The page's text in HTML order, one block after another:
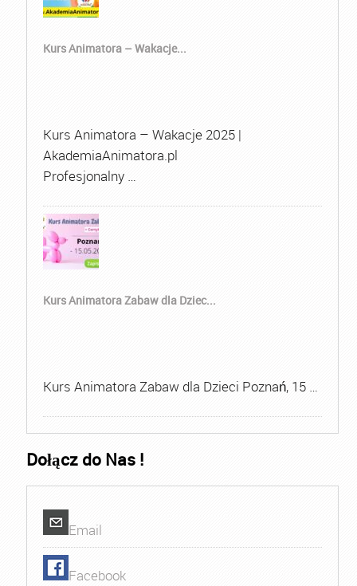
Kurs Animatora – Wakacje...
Kurs Animatora – Wakacje 2025 |
AkademiaAnimatora.pl
Profesjonalny …
Kurs Animatora Zabaw dla Dziec...
Kurs Animatora Zabaw dla Dzieci Poznań, 15 …
Dołącz do Nas !
Email
Facebook